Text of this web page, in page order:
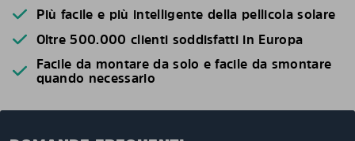
Più facile e più intelligente della pellicola solare
Oltre 500.000 clienti soddisfatti in Europa
Facile da montare da solo e facile da smontare
quando necessario